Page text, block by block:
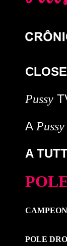
Pussy
A Pussy
A
POLE